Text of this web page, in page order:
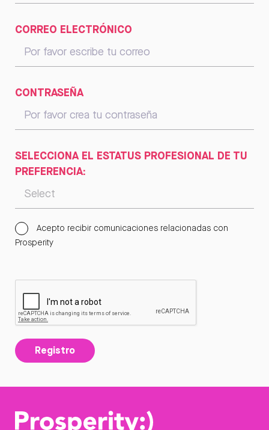
CORREO ELECTRÓNICO
CONTRASEÑA
SELECCIONA EL ESTATUS PROFESIONAL DE TU
PREFERENCIA:
Acepto recibir comunicaciones relacionadas con
Prosperity
Registro